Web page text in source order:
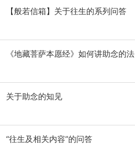
【般若信箱】关于往生的系列问答
《地藏菩萨本愿经》如何讲助念的法
关于助念的知见
“往生及相关内容”的问答